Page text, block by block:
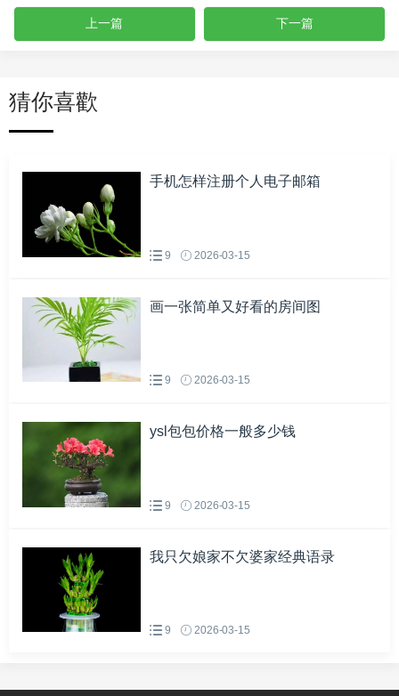
上一篇 下一篇
猜你喜歡
手机怎样注册个人电子邮箱
9 2026-03-15
画一张简单又好看的房间图
9 2026-03-15
ysl包包价格一般多少钱
9 2026-03-15
我只欠娘家不欠婆家经典语录
9 2026-03-15